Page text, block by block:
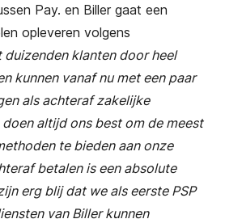
Pay. en Biller gaat een
opleveren volgens
duizenden klanten door heel
kunnen vanaf nu met een paar
als achteraf zakelijke
altijd ons best om de meest
te bieden aan onze
betalen is een absolute
erg blij dat we als eerste PSP
van Biller kunnen